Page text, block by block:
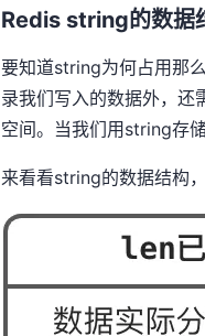
Redis string的数据
要知道string为何占用那
录我们写入的数据外，还
空间。当我们用string存
来看看string的数据结构